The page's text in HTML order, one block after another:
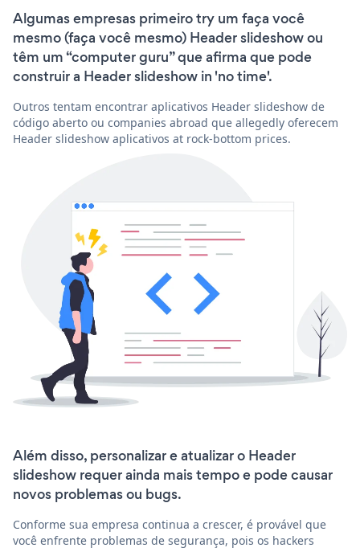
Algumas empresas primeiro try um faça você
mesmo (faça você mesmo) Header slideshow ou
têm um “computer guru” que afirma que pode
construir a Header slideshow in 'no time'.
Outros tentam encontrar aplicativos Header slideshow de
código aberto ou companies abroad que allegedly oferecem
Header slideshow aplicativos at rock-bottom prices.
Além disso, personalizar e atualizar o Header
slideshow requer ainda mais tempo e pode causar
novos problemas ou bugs.
Conforme sua empresa continua a crescer, é provável que
você enfrente problemas de segurança, pois os hackers